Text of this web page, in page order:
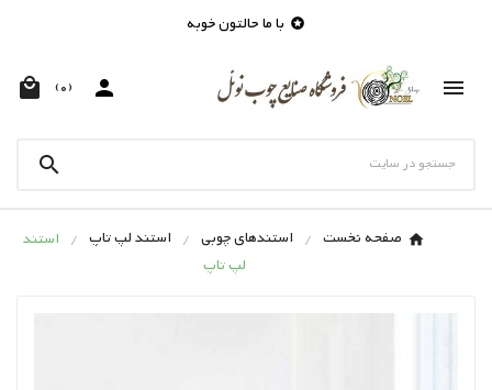
 با ما حالتون خوبه


 (0)

صفحه نخست استندهای چوبی استند لپ تاپ
استند
لپ تاپ